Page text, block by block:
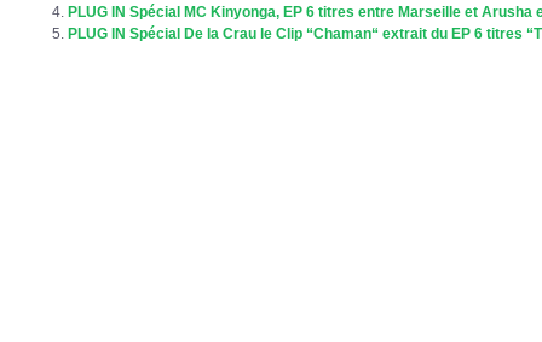
PLUG IN Spécial MC Kinyonga, EP 6 titres entre Marseille et Arusha
PLUG IN Spécial De la Crau le Clip “Chaman“ extrait du EP 6 titres